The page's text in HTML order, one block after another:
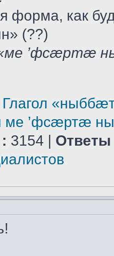
форма, как
(??)
’фсæртæ
Глагол
’фсæртæ
3154 | Ответы